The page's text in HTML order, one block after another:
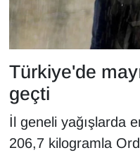
Türkiye'de
geçti
İl geneli yağışlarda
206,7 kilogramla